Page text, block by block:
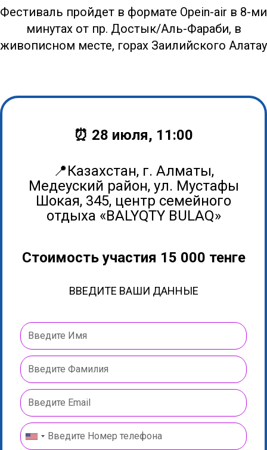
Фестиваль пройдет в формате Opein-air в 8-ми
минутах от пр. Достык/Аль-Фараби, в
живописном месте, горах Заилийского Алатау
⏰ 28 июля, 11:00
📍Казахстан, г. Алматы,
Медеуский район, ул. Мустафы
Шокая, 345, центр семейного
отдыха «BALYQTY BULAQ»
Стоимость участия 15 000 тенге
ВВЕДИТЕ ВАШИ ДАННЫЕ